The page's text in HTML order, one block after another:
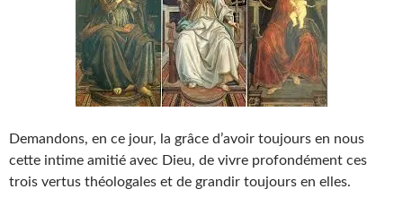
Demandons, en ce jour, la grâce d’avoir toujours en nous
cette intime amitié avec Dieu, de vivre profondément ces
trois vertus théologales et de grandir toujours en elles.